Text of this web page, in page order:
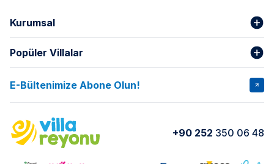
Kurumsal
Hakkımızda
İptal Şartları Banka Hesapları
Kurumsal Blog
Yorumlar Nasıl Kiralarım
Popüler Villalar
VİLLA SALKIM VİLLA SLAY 1
VİLLA OLENNA 1 VİLLA MERT
E-Bültenimize Abone Olun!
+90 252 350 06 48